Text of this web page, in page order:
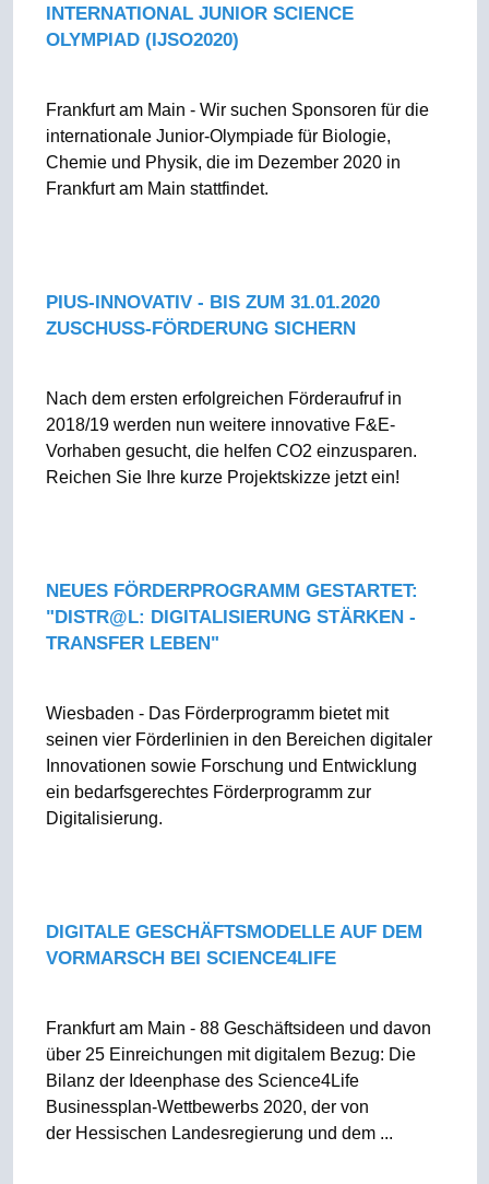
INTERNATIONAL JUNIOR SCIENCE
OLYMPIAD (IJSO2020)
Frankfurt am Main - Wir suchen Sponsoren für die
internationale Junior-Olympiade für Biologie,
Chemie und Physik, die im Dezember 2020 in
Frankfurt am Main stattfindet.
PIUS-INNOVATIV - BIS ZUM 31.01.2020
ZUSCHUSS-FÖRDERUNG SICHERN
Nach dem ersten erfolgreichen Förderaufruf in
2018/19 werden nun weitere innovative F&E-
Vorhaben gesucht, die helfen CO2 einzusparen.
Reichen Sie Ihre kurze Projektskizze jetzt ein!
NEUES FÖRDERPROGRAMM GESTARTET:
"DISTR@L: DIGITALISIERUNG STÄRKEN -
TRANSFER LEBEN"
Wiesbaden - Das Förderprogramm bietet mit
seinen vier Förderlinien in den Bereichen digitaler
Innovationen sowie Forschung und Entwicklung
ein bedarfsgerechtes Förderprogramm zur
Digitalisierung.
DIGITALE GESCHÄFTSMODELLE AUF DEM
VORMARSCH BEI SCIENCE4LIFE
Frankfurt am Main - 88 Geschäftsideen und davon
über 25 Einreichungen mit digitalem Bezug: Die
Bilanz der Ideenphase des Science4Life
Businessplan-Wettbewerbs 2020, der von
der Hessischen Landesregierung und dem ...